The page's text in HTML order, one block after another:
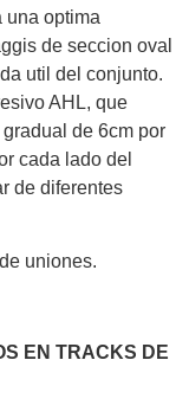
una optima
de seccion oval
util del conjunto.
AHL, que
de 6cm por
cada lado del
de diferentes
uniones.
EN TRACKS DE